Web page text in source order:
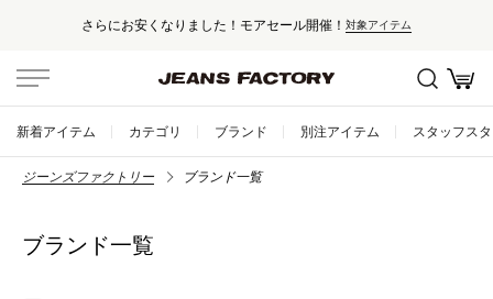
さらにお安くなりました！モアセール開催！ 対象アイテム
新着アイテム カテゴリ ブランド 別注アイテム スタッフス
ジーンズファクトリー ブランド一覧
ブランド一覧